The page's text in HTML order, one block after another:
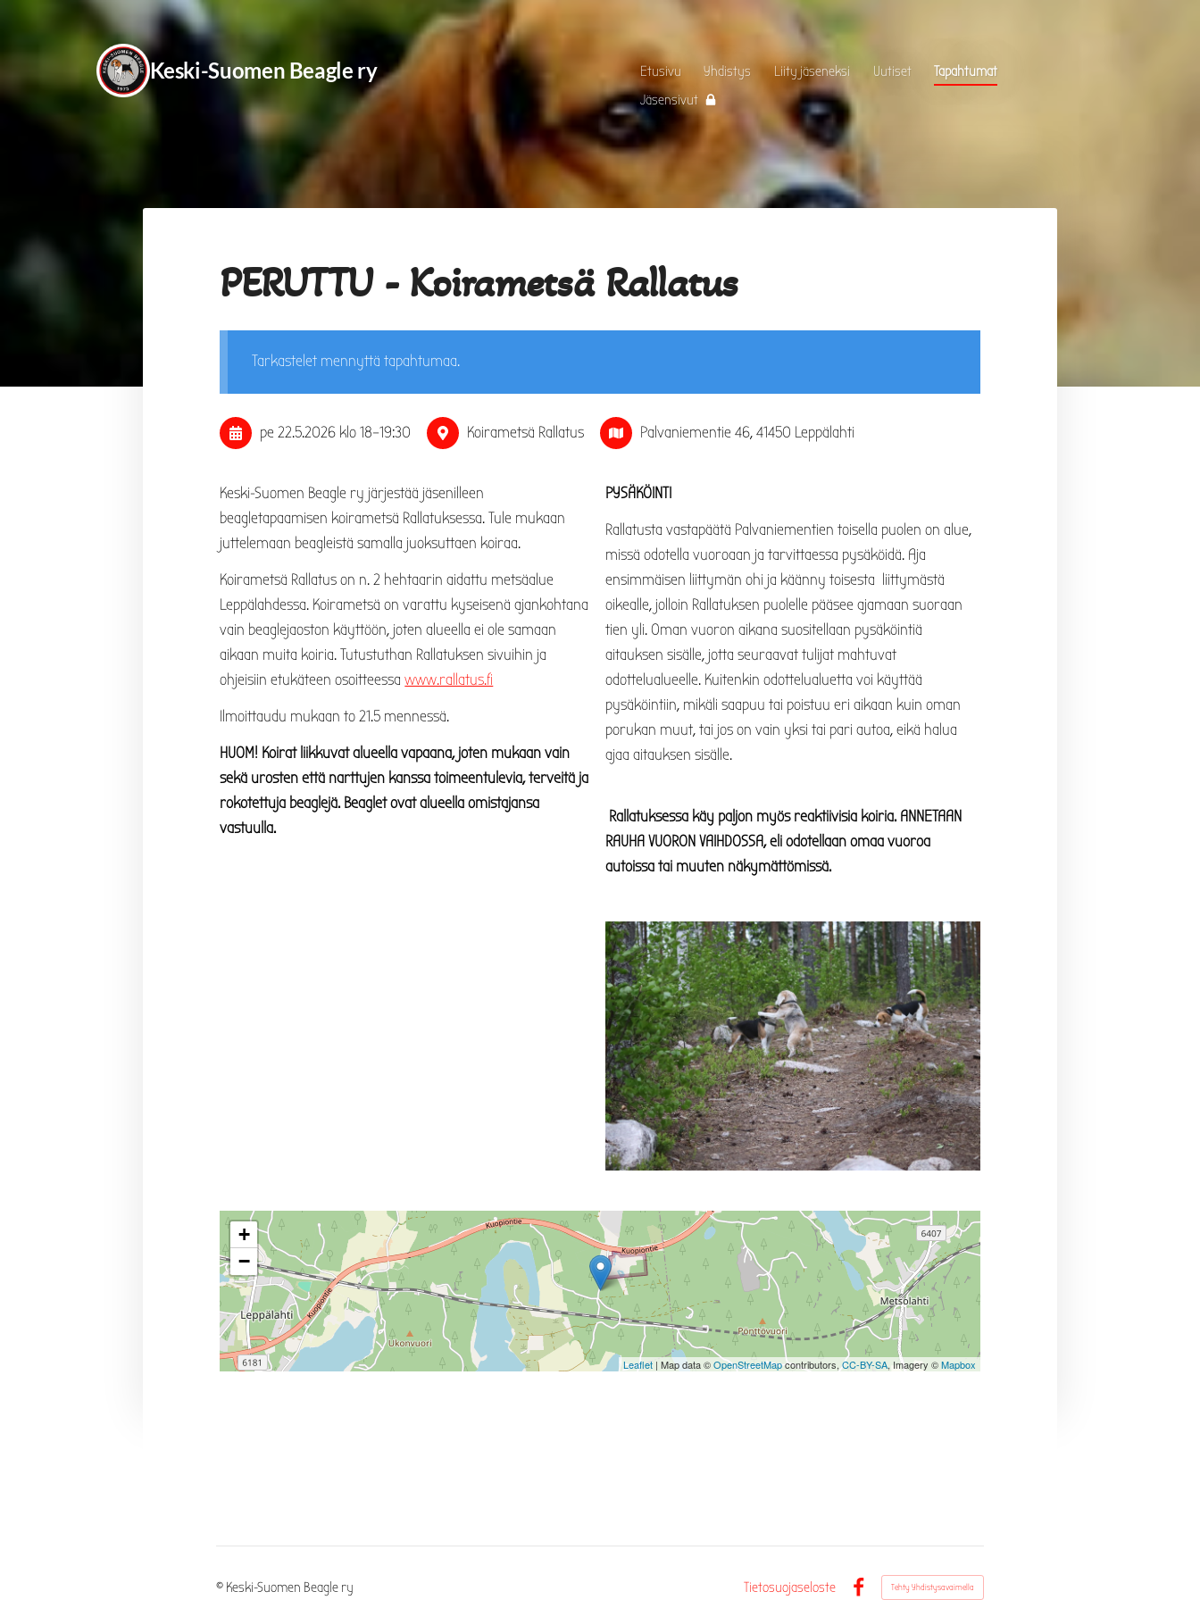
Keski-Suomen Beagle ry Etusivu Yhdistys Liity jäseneksi Uutiset
Tapahtumat
Jäsensivut
PERUTTU - Koirametsä Rallatus
Tarkastelet mennyttä tapahtumaa.
pe 22.5.2026 klo 18–19:30 Koirametsä Rallatus Palvaniementie 46, 41450 Leppälahti
Keski-Suomen Beagle ry järjestää jäsenilleen
beagletapaamisen koirametsä Rallatuksessa. Tule mukaan
juttelemaan beagleistä samalla juoksuttaen koiraa.
Koirametsä Rallatus on n. 2 hehtaarin aidattu metsäalue
Leppälahdessa. Koirametsä on varattu kyseisenä ajankohtana
vain beaglejaoston käyttöön, joten alueella ei ole samaan
aikaan muita koiria. Tutustuthan Rallatuksen sivuihin ja
ohjeisiin etukäteen osoitteessawww.rallatus.fi
Ilmoittaudu mukaan to 21.5 mennessä.
HUOM! Koirat liikkuvat alueella vapaana, joten mukaan vain
sekä urosten että narttujen kanssa toimeentulevia, terveitä ja
rokotettuja beaglejä. Beaglet ovat alueella omistajansa
vastuulla.
PYSÄKÖINTI
Rallatusta vastapäätä Palvaniementien toisella puolen on alue,
missä odotella vuoroaan ja tarvittaessa pysäköidä. Aja
ensimmäisen liittymän ohi ja käänny toisesta liittymästä
oikealle, jolloin Rallatuksen puolelle pääsee ajamaan suoraan
tien yli. Oman vuoron aikana suositellaan pysäköintiä
aitauksen sisälle, jotta seuraavat tulijat mahtuvat
odottelualueelle. Kuitenkin odottelualuetta voi käyttää
pysäköintiin, mikäli saapuu tai poistuu eri aikaan kuin oman
porukan muut, tai jos on vain yksi tai pari autoa, eikä halua
ajaa aitauksen sisälle.
Rallatuksessa käy paljon myös reaktiivisia koiria. ANNETAAN
RAUHA VUORON VAIHDOSSA, eli odotellaan omaa vuoroa
autoissa tai muuten näkymättömissä.
+
−
Leaflet| Map data ©OpenStreetMapcontributors,CC-BY-SA, Imagery ©Mapbox
© Keski-Suomen Beagle ry
Tietosuojaseloste
Tehty Yhdistysavaimella